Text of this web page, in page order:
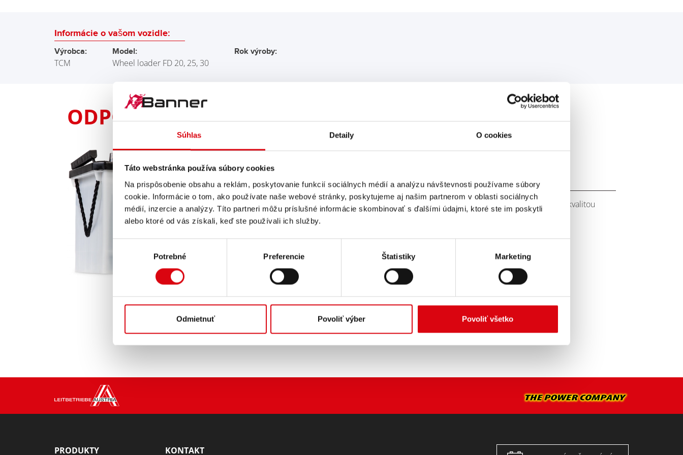
Súhlas Detaily O cookies
Táto webstránka používa súbory cookies
Na prispôsobenie obsahu a reklám, poskytovanie funkcií sociálnych médií a analýzu návštevnosti používame súbory
cookie. Informácie o tom, ako používate naše webové stránky, poskytujeme aj našim partnerom v oblasti sociálnych
médií, inzercie a analýzy. Títo partneri môžu príslušné informácie skombinovať s ďalšími údajmi, ktoré ste im poskytli
alebo ktoré od vás získali, keď ste používali ich služby.
Potrebné Preferencie Štatistiky Marketing
Odmietnuť Povoliť výber Povoliť všetko
Informácie o vašom vozidle:
Výrobca:
TCM
Model:
Wheel loader FD 20, 25, 30
Rok výroby:
ODPORÚČAME VÁM TIETO PRODUKTY Banner:
600 26
Vývesný štít značkovej kvality Banner. Dodatočné vybavenie s kvalitou
originálu (OE)!
Kúpiť túto batériu:
PREDAJCOVIA A MONTÁŽNY SERVIS >
PRODUKTY KONTAKT